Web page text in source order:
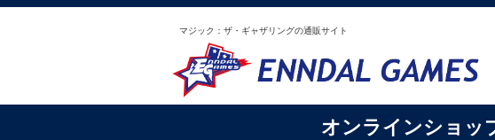
マジック：ザ・ギャザリングの通販サイト
オンラインショッ